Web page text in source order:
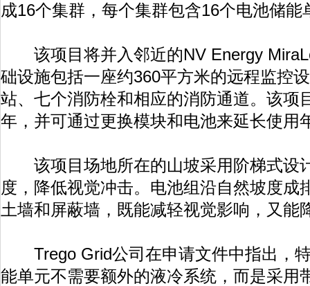
成16个集群，每个集群包含16个电池储能
该项目将并入邻近的NV Energy
础设施包括一座约360平方米的远程监控
站、七个消防栓和相应的消防通道。该项
年，并可通过更换模块和电池来延长使用
该项目场地所在的山坡采用阶梯式设
度，降低视觉冲击。电池组沿自然坡度成
土墙和屏蔽墙，既能减轻视觉影响，又能
Trego Grid公司在申请文件中指出，特
能单元不需要额外的液冷系统，而是采用